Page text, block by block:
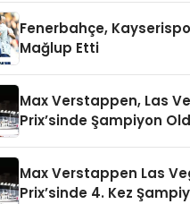
Fenerbahçe,
Mağlup Etti
Max Verstappen, Las
Prix’sinde Şampiyon
Max Verstappen Las
Prix’sinde 4. Kez